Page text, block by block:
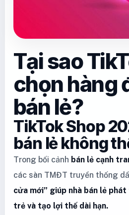
Tại sao
chọn hàng
bán lẻ?
TikTok Shop
bán lẻ không
Trong bối cảnh bán lẻ cạnh
các sàn TMĐT truyền thống
cửa mới” giúp nhà bán lẻ
trẻ và tạo lợi thế dài hạn.